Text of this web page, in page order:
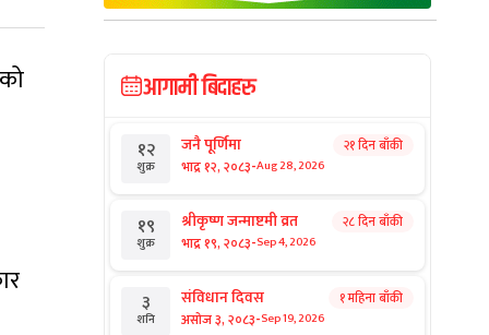
आगामी बिदाहरु
१२
शुक्र
जनै पूर्णिमा
भाद्र १२, २०८३-Aug 28, 2026
२१ दिन बाँकी
१९
शुक्र
श्रीकृष्ण जन्माष्टमी व्रत
भाद्र १९, २०८३-Sep 4, 2026
२८ दिन बाँकी
३
शनि
संविधान दिवस
असोज ३, २०८३-Sep 19, 2026
१ महिना बाँकी